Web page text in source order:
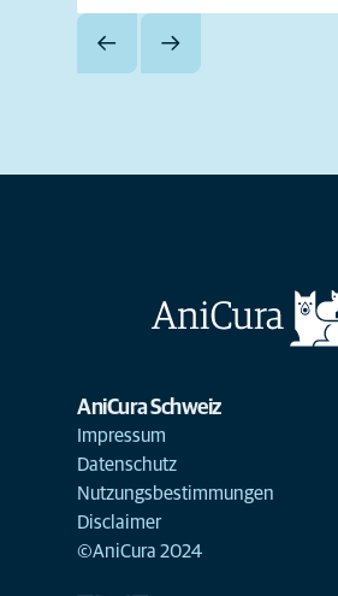
AniCura Schweiz
Impressum
Datenschutz
Nutzungsbestimmungen
Disclaimer
©AniCura 2024